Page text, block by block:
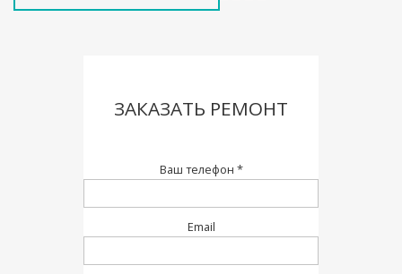
ЗАКАЗАТЬ РЕМОНТ
Ваш телефон *
Email